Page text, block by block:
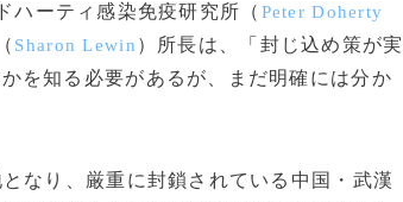
ハーティ感染免疫研究所（ Peter Doherty
Sharon Lewin ）所長は、「封じ込め策が実
を知る必要があるが、まだ明確には分か
なり、厳重に封鎖されている中国・武漢